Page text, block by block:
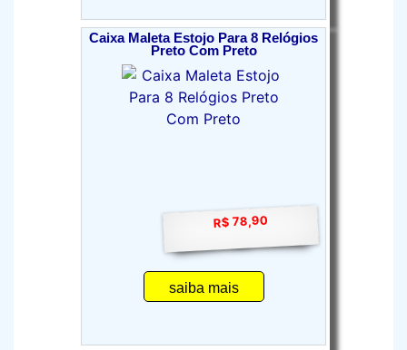
Caixa Maleta Estojo Para 8 Relógios
Preto Com Preto
R$ 78,90
saiba mais